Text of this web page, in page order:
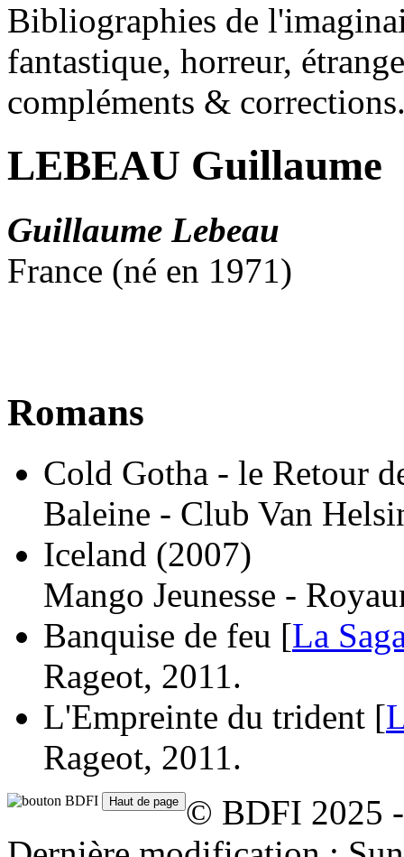
Bibliographies de
fantastique, horreur,
compléments &
LEBEAU Guillaume
Guillaume Lebeau
France (né en 1971)
Romans
Cold Gotha - le Retour
Baleine - Club Van
Iceland (2007)
Mango Jeunesse -
Banquise de feu [La
Rageot, 2011.
L'Empreinte du trident [
Rageot, 2011.
© BDFI 2025